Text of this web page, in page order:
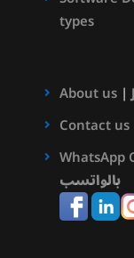
types
About us|
WhatsApp
بالواتسب